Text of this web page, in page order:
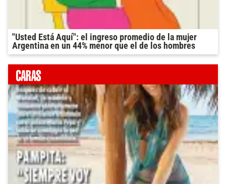
"Usted Está Aquí": el ingreso promedio de la mujer
Argentina en un 44% menor que el de los hombres